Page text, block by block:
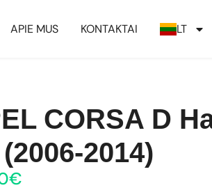
APIE MUS KONTAKTAI LT
CORSA D
2014)
€